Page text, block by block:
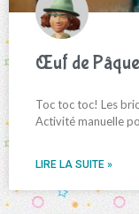
Œuf de
Toc toc toc! Les
Activité manuelle
LIRE LA SUITE »